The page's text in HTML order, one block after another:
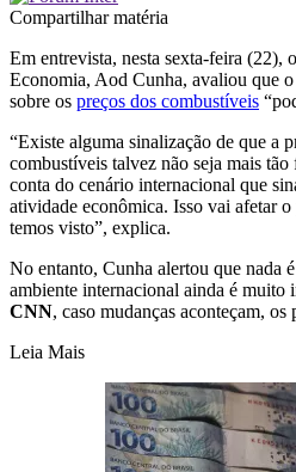
Compartilhar matéria
Em entrevista, nesta sexta-feira (22),
Economia, Aod Cunha, avaliou que
sobre os preços dos combustíveis
“Existe alguma sinalização de que a
combustíveis talvez não seja mais
conta do cenário internacional que
atividade econômica. Isso vai afetar
temos visto”, explica.
No entanto, Cunha alertou que nada
ambiente internacional ainda é muito
CNN, caso mudanças aconteçam,
Leia Mais